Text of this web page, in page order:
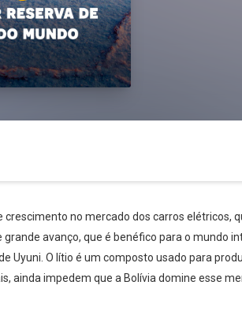
crescimento no mercado dos carros elétricos,
grande avanço, que é benéfico para o mundo
Uyuni. O lítio é um composto usado para
ainda impedem que a Bolívia domine esse